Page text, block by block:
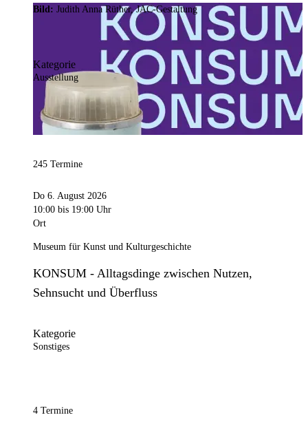
Bild: Judith Anna Rüther, JAC-Gestaltung
Kategorie
Ausstellung
245 Termine
Do 6. August 2026
10:00 bis 19:00 Uhr
Ort
Museum für Kunst und Kulturgeschichte
KONSUM - Alltagsdinge zwischen Nutzen,
Sehnsucht und Überfluss
Kategorie
Sonstiges
4 Termine